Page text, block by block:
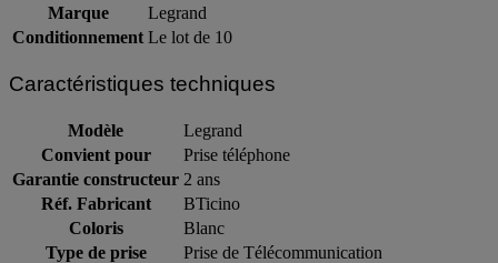
Marque
Legrand
Conditionnement Le lot de 10
Caractéristiques techniques
Modèle
Legrand
Convient pour
Prise téléphone
Garantie constructeur 2 ans
Réf. Fabricant
BTicino
Coloris
Blanc
Type de prise
Prise de Télécommunication